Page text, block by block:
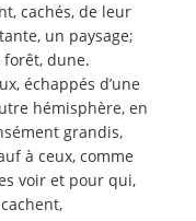
cachés, de leur
un paysage;
forêt, dune.
échappés d’une
hémisphère, en
grandis,
à ceux, comme
voir et pour qui,